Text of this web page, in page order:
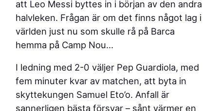
att Leo Messi byttes in i början av den andra
halvleken. Frågan är om det finns något lag i
världen just nu som skulle rå på Barca
hemma på Camp Nou…
I ledning med 2-0 väljer Pep Guardiola, med
fem minuter kvar av matchen, att byta in
skyttekungen Samuel Eto’o. Anfall är
sannerligen bästa försvar – sånt värmer en